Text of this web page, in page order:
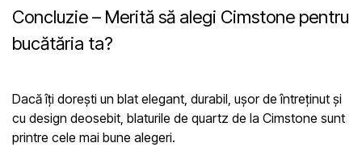
Concluzie – Merită să alegi Cimstone pentru
bucătăria ta?
Dacă îți dorești un blat elegant, durabil, ușor de întreținut și
cu design deosebit, blaturile de quartz de la Cimstone sunt
printre cele mai bune alegeri.